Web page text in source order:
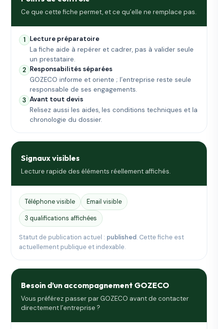
Ce que cette fiche permet, et ce qu’elle ne remplace pas.
1 Lecture préparatoire
La fiche aide à repérer et cadrer, pas à valider seule
un prestataire.
2 Responsabilités séparées
GOZECO informe et oriente ; l’entreprise reste seule
responsable de ses engagements.
3 Avant tout devis
Relisez aussi les aides, les conditions techniques et la
chronologie du dossier.
Signaux visibles
Lecture rapide des éléments réellement affichés.
Téléphone visible
Email visible
3 qualifications affichées
Statut de publication actuel : published. Cette fiche est
actuellement publique et indexable.
Besoin d’un accompagnement GOZECO
Vous préférez passer par GOZECO avant de contacter
directement l’entreprise ?